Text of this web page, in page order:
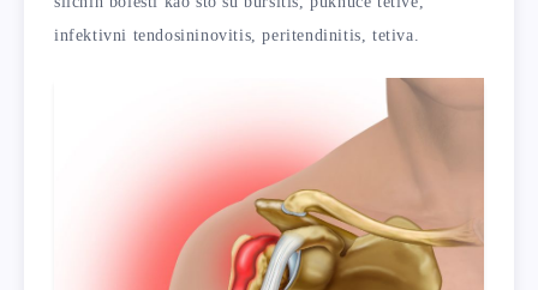
infektivni tendosininovitis, peritendinitis, tetiva.